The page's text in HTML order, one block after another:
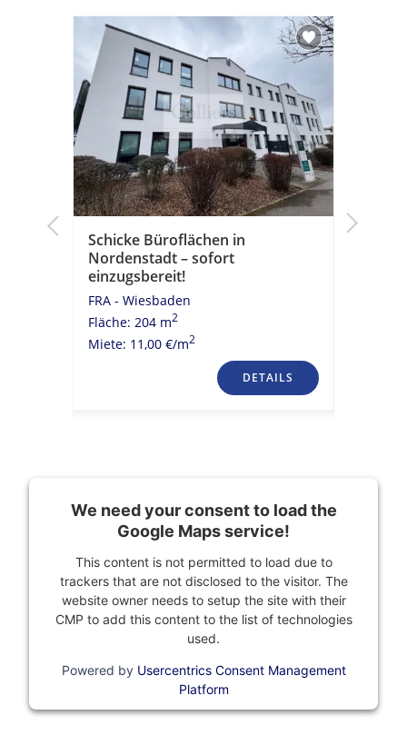
Schicke Büroflächen in
Nordenstadt – sofort
einzugsbereit!
FRA - Wiesbaden
Fläche: 204 m2
Miete: 11,00 €/m2
DETAILS
We need your consent to load the
Google Maps service!
This content is not permitted to load due to
trackers that are not disclosed to the visitor. The
website owner needs to setup the site with their
CMP to add this content to the list of technologies
used.
Powered by Usercentrics Consent Management
Platform